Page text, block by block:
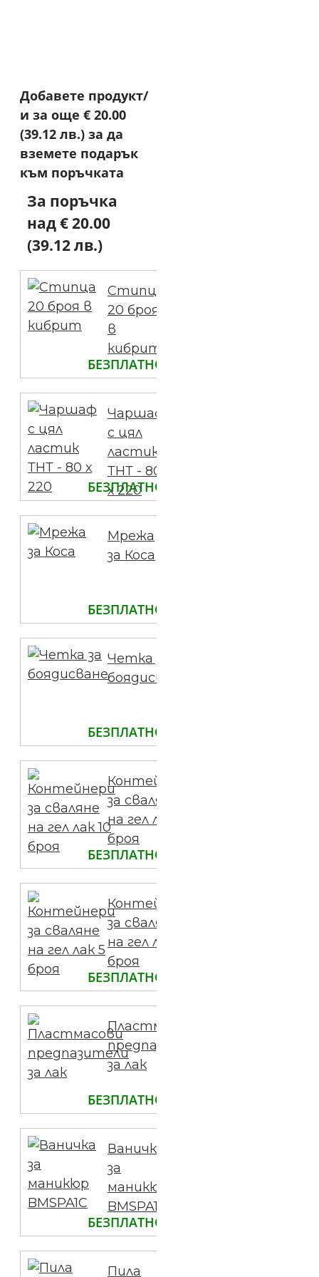
Добавете продукт/
и за още € 20.00
(39.12 лв.) за да
вземете подарък
към поръчката
За поръчка
над € 20.00
(39.12 лв.)
Стипца
20 броя
в
кибрит
БЕЗПЛАТНО
Чаршаф
с цял
ластик
ТНТ - 80
х 220
БЕЗПЛАТНО
Мрежа
за Коса
БЕЗПЛАТНО
Четка за
боядисване
БЕЗПЛАТНО
Контейнери
за сваляне
на гел лак 10
броя
БЕЗПЛАТНО
Контейнери
за сваляне
на гел лак 5
броя
БЕЗПЛАТНО
Пластмасови
предпазители
за лак
БЕЗПЛАТНО
Ваничка
за
маникюр
BMSPA1C
БЕЗПЛАТНО
Пила